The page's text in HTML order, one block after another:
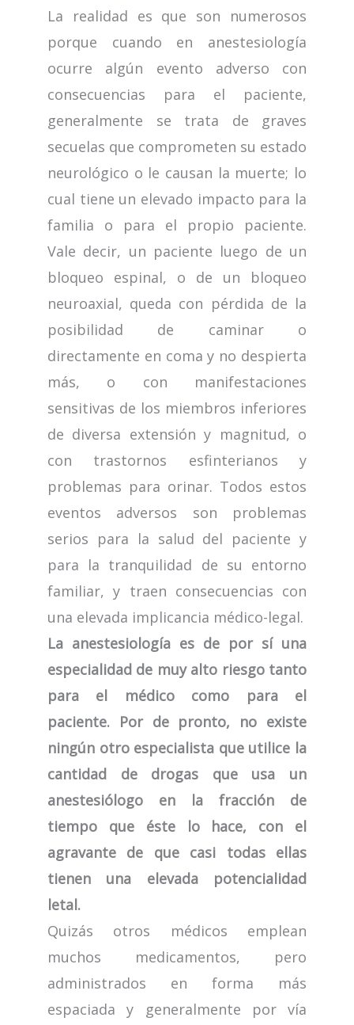
La realidad es que son numerosos
porque cuando en anestesiología
ocurre algún evento adverso con
consecuencias para el paciente,
generalmente se trata de graves
secuelas que comprometen su estado
neurológico o le causan la muerte; lo
cual tiene un elevado impacto para la
familia o para el propio paciente.
Vale decir, un paciente luego de un
bloqueo espinal, o de un bloqueo
neuroaxial, queda con pérdida de la
posibilidad de caminar o
directamente en coma y no despierta
más, o con manifestaciones
sensitivas de los miembros inferiores
de diversa extensión y magnitud, o
con trastornos esfinterianos y
problemas para orinar. Todos estos
eventos adversos son problemas
serios para la salud del paciente y
para la tranquilidad de su entorno
familiar, y traen consecuencias con
una elevada implicancia médico-legal.
La anestesiología es de por sí una
especialidad de muy alto riesgo tanto
para el médico como para el
paciente. Por de pronto, no existe
ningún otro especialista que utilice la
cantidad de drogas que usa un
anestesiólogo en la fracción de
tiempo que éste lo hace, con el
agravante de que casi todas ellas
tienen una elevada potencialidad
letal.
Quizás otros médicos emplean
muchos medicamentos, pero
administrados en forma más
espaciada y generalmente por vía